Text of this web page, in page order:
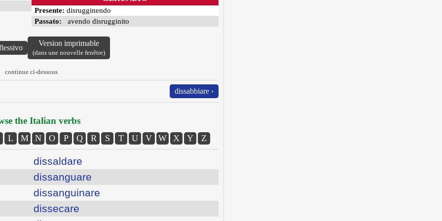
Presente: disrugginendo
Passato: avendo disrugginito
Version imprimable
(dans une nouvelle fenêtre)
continue ci-dessous
dissabbiare ›
the Italian verbs
L M N O P Q R S T U V W X Y Z
dissaldare
dissanguare
dissanguinare
dissecare